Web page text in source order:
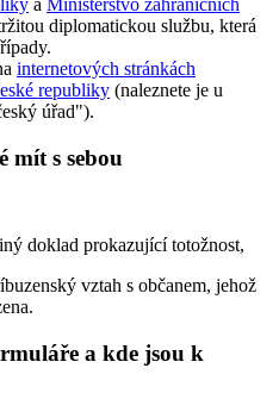
a Ministerstvo zahraničních
diplomatickou službu, která
internetových stránkách
republiky (naleznete je u
úřad").
mít s sebou
doklad prokazující totožnost,
vztah s občanem, jehož
a kde jsou k